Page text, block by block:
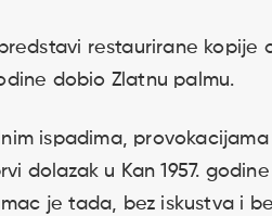
restaurirane kopije
dobio Zlatnu palmu.
ispadima,
dolazak u Kan 1957.
je tada, bez iskustva i